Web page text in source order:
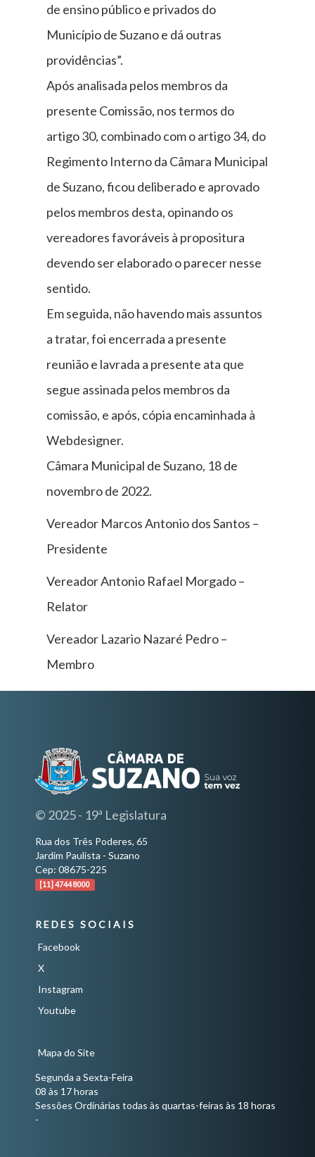
de ensino público e privados do
Município de Suzano e dá outras
providências”.
Após analisada pelos membros da
presente Comissão, nos termos do
artigo 30, combinado com o artigo 34, do
Regimento Interno da Câmara Municipal
de Suzano, ficou deliberado e aprovado
pelos membros desta, opinando os
vereadores favoráveis à propositura
devendo ser elaborado o parecer nesse
sentido.
Em seguida, não havendo mais assuntos
a tratar, foi encerrada a presente
reunião e lavrada a presente ata que
segue assinada pelos membros da
comissão, e após, cópia encaminhada à
Webdesigner.
Câmara Municipal de Suzano, 18 de
novembro de 2022.
Vereador Marcos Antonio dos Santos –
Presidente
Vereador Antonio Rafael Morgado –
Relator
Vereador Lazario Nazaré Pedro –
Membro
© 2025 - 19ª Legislatura
Rua dos Três Poderes, 65
Jardim Paulista - Suzano
Cep: 08675-225
[11] 4744 8000
REDES SOCIAIS
Facebook
X
Instagram
Youtube
Mapa do Site
Segunda a Sexta-Feira
08 às 17 horas
Sessões Ordinárias todas às quartas-feiras às 18 horas
-